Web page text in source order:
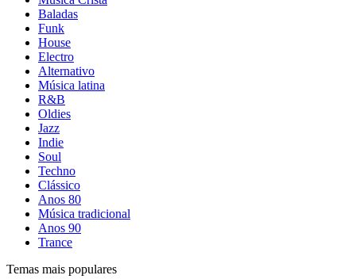
Baladas
Funk
House
Electro
Alternativo
Música latina
R&B
Oldies
Jazz
Indie
Soul
Techno
Clássico
Anos 80
Música tradicional
Anos 90
Trance
Temas mais populares